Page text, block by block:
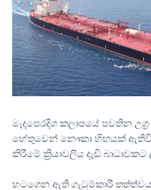
මැදපෙරදිග කලාපයේ පවතින
හේතුවෙන් නෞකා හිඟයක්
කිරීමේ ක්‍රියාවලිය දැඩි
හටගෙන ඇති ගැටුම්කාරී